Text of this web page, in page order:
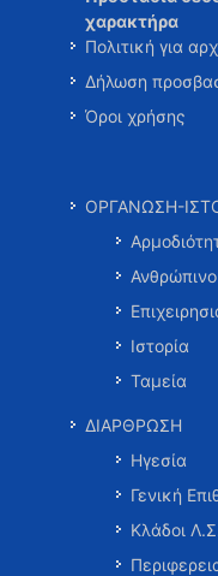
χαρακτήρα
Πολιτική για
Δήλωση
Όροι χρήσης
ΟΡΓΑΝΩΣΗ-
Ιστορία
Ταμεία
ΔΙΑΡΘΡΩΣΗ
Ηγεσία
Γενική
Κλάδοι